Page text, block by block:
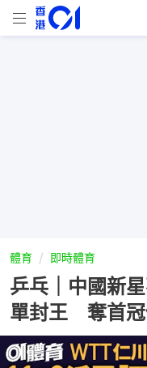
體育 即時體育
乒乓｜中國新
單封王 奪首冠